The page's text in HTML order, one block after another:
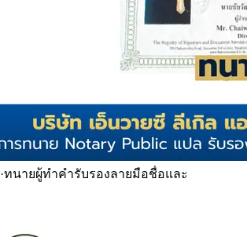
·ทนายผู้ทำคำรับรองลายมือชื่อและ